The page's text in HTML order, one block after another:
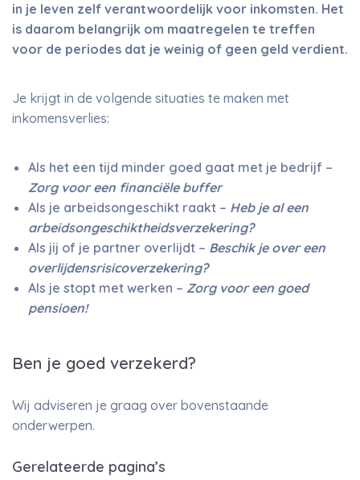
in je leven zelf verantwoordelijk voor inkomsten. Het
is daarom belangrijk om maatregelen te treffen
voor de periodes dat je weinig of geen geld verdient.
Je krijgt in de volgende situaties te maken met
inkomensverlies:
Als het een tijd minder goed gaat met je bedrijf –
Zorg voor een financiële buffer
Als je arbeidsongeschikt raakt – Heb je al een
arbeidsongeschiktheidsverzekering?
Als jij of je partner overlijdt – Beschik je over een
overlijdensrisicoverzekering?
Als je stopt met werken – Zorg voor een goed
pensioen!
Ben je goed verzekerd?
Wij adviseren je graag over bovenstaande
onderwerpen.
Gerelateerde pagina’s